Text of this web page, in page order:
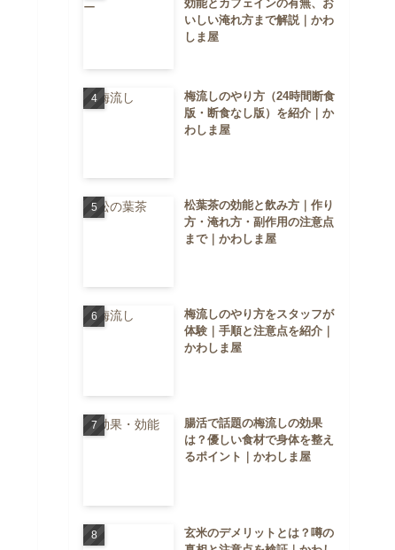
効能とカフェインの有無、お
いしい淹れ方まで解説｜かわ
しま屋
梅流しのやり方（24時間断食
版・断食なし版）を紹介｜か
わしま屋
松葉茶の効能と飲み方｜作り
方・淹れ方・副作用の注意点
まで｜かわしま屋
梅流しのやり方をスタッフが
体験｜手順と注意点を紹介｜
かわしま屋
腸活で話題の梅流しの効果
は？優しい食材で身体を整え
るポイント｜かわしま屋
玄米のデメリットとは？噂の